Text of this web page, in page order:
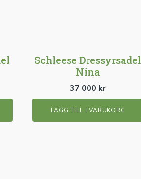
Schleese Dressyrsadel
Nina
37 000 kr
LÄGG TILL I VARUKORG